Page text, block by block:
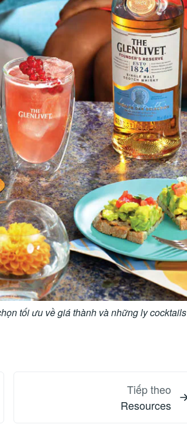
tối ưu về giá thành và những ly cocktails
Tiếp theo
Resources